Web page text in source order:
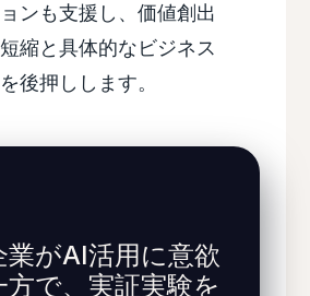
ンも支援し、価値創出
縮と具体的なビジネス
後押しします。
業がAI活用に意欲
方で、実証実験を